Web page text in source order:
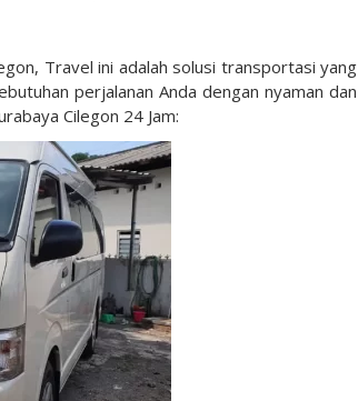
Travel ini adalah solusi transportasi yang
perjalanan Anda dengan nyaman dan
Cilegon 24 Jam: